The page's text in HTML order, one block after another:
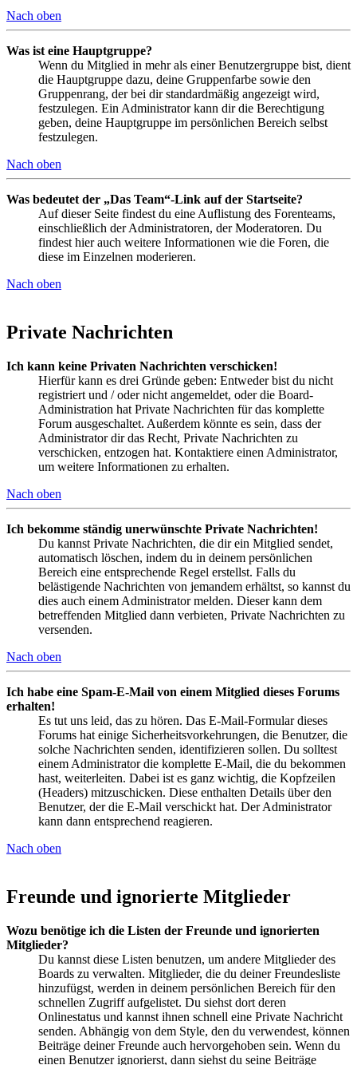
Nach oben
Was ist eine Hauptgruppe?
Wenn du Mitglied in mehr als einer Benutzergruppe bist, dient
die Hauptgruppe dazu, deine Gruppenfarbe sowie den
Gruppenrang, der bei dir standardmäßig angezeigt wird,
festzulegen. Ein Administrator kann dir die Berechtigung
geben, deine Hauptgruppe im persönlichen Bereich selbst
festzulegen.
Nach oben
Was bedeutet der „Das Team“-Link auf der Startseite?
Auf dieser Seite findest du eine Auflistung des Forenteams,
einschließlich der Administratoren, der Moderatoren. Du
findest hier auch weitere Informationen wie die Foren, die
diese im Einzelnen moderieren.
Nach oben
Private Nachrichten
Ich kann keine Privaten Nachrichten verschicken!
Hierfür kann es drei Gründe geben: Entweder bist du nicht
registriert und / oder nicht angemeldet, oder die Board-
Administration hat Private Nachrichten für das komplette
Forum ausgeschaltet. Außerdem könnte es sein, dass der
Administrator dir das Recht, Private Nachrichten zu
verschicken, entzogen hat. Kontaktiere einen Administrator,
um weitere Informationen zu erhalten.
Nach oben
Ich bekomme ständig unerwünschte Private Nachrichten!
Du kannst Private Nachrichten, die dir ein Mitglied sendet,
automatisch löschen, indem du in deinem persönlichen
Bereich eine entsprechende Regel erstellst. Falls du
belästigende Nachrichten von jemandem erhältst, so kannst du
dies auch einem Administrator melden. Dieser kann dem
betreffenden Mitglied dann verbieten, Private Nachrichten zu
versenden.
Nach oben
Ich habe eine Spam-E-Mail von einem Mitglied dieses Forums
erhalten!
Es tut uns leid, das zu hören. Das E-Mail-Formular dieses
Forums hat einige Sicherheitsvorkehrungen, die Benutzer, die
solche Nachrichten senden, identifizieren sollen. Du solltest
einem Administrator die komplette E-Mail, die du bekommen
hast, weiterleiten. Dabei ist es ganz wichtig, die Kopfzeilen
(Headers) mitzuschicken. Diese enthalten Details über den
Benutzer, der die E-Mail verschickt hat. Der Administrator
kann dann entsprechend reagieren.
Nach oben
Freunde und ignorierte Mitglieder
Wozu benötige ich die Listen der Freunde und ignorierten
Mitglieder?
Du kannst diese Listen benutzen, um andere Mitglieder des
Boards zu verwalten. Mitglieder, die du deiner Freundesliste
hinzufügst, werden in deinem persönlichen Bereich für den
schnellen Zugriff aufgelistet. Du siehst dort deren
Onlinestatus und kannst ihnen schnell eine Private Nachricht
senden. Abhängig von dem Style, den du verwendest, können
Beiträge deiner Freunde auch hervorgehoben sein. Wenn du
einen Benutzer ignorierst, dann siehst du seine Beiträge